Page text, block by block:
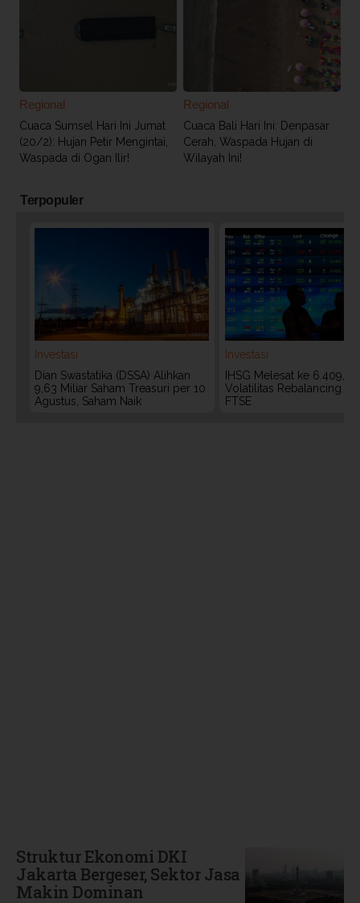
Regional
Cuaca Sumsel Hari Ini Jumat
(20/2): Hujan Petir Mengintai,
Waspada di Ogan Ilir!
Regional
Cuaca Bali Hari Ini: Denpasar
Cerah, Waspada Hujan di
Wilayah Ini!
Terpopuler
Investasi
Dian Swastatika (DSSA) Alihkan
9,63 Miliar Saham Treasuri per 10
Agustus, Saham Naik
Investasi
IHSG Melesat ke 6.409,
Volatilitas Rebalancing
FTSE
Struktur Ekonomi DKI
Jakarta Bergeser, Sektor Jasa
Makin Dominan